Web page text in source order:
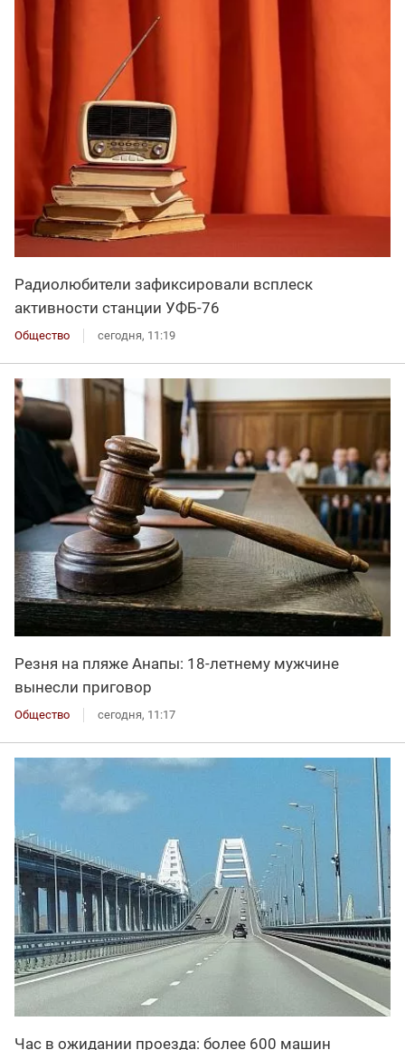
Радиолюбители зафиксировали всплеск
активности станции УФБ-76
Общество сегодня, 11:19
Резня на пляже Анапы: 18-летнему мужчине
вынесли приговор
Общество сегодня, 11:17
Час в ожидании проезда: более 600 машин